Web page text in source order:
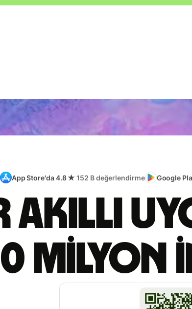
App Store'da 4.8 ★152 B değerlendirme Google
akıllı
milyon